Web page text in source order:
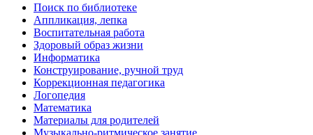
Поиск по библиотеке
Аппликация, лепка
Воспитательная работа
Здоровый образ жизни
Информатика
Конструирование, ручной труд
Коррекционная педагогика
Логопедия
Математика
Материалы для родителей
Музыкально-ритмическое занятие